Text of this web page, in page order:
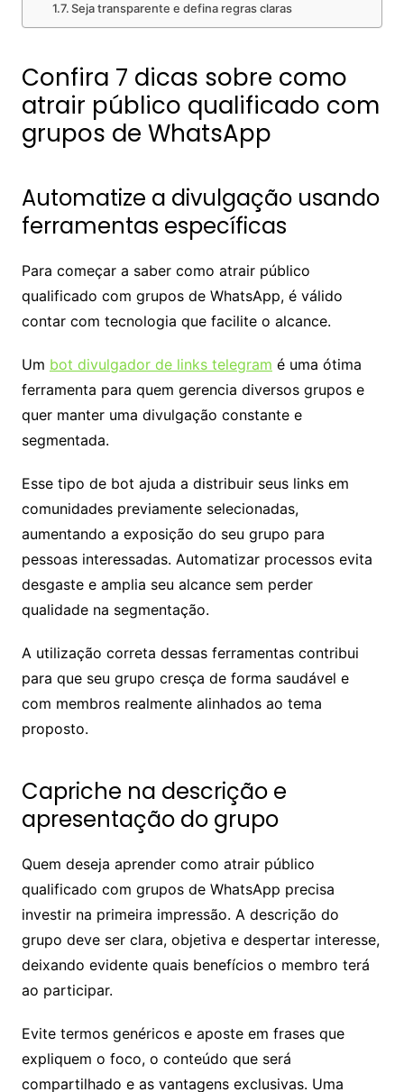
Seja transparente e defina regras claras
Confira 7 dicas sobre como
atrair público qualificado com
grupos de WhatsApp
Automatize a divulgação usando
ferramentas específicas
Para começar a saber como atrair público
qualificado com grupos de WhatsApp, é válido
contar com tecnologia que facilite o alcance.
Um bot divulgador de links telegram é uma ótima
ferramenta para quem gerencia diversos grupos e
quer manter uma divulgação constante e
segmentada.
Esse tipo de bot ajuda a distribuir seus links em
comunidades previamente selecionadas,
aumentando a exposição do seu grupo para
pessoas interessadas. Automatizar processos evita
desgaste e amplia seu alcance sem perder
qualidade na segmentação.
A utilização correta dessas ferramentas contribui
para que seu grupo cresça de forma saudável e
com membros realmente alinhados ao tema
proposto.
Capriche na descrição e
apresentação do grupo
Quem deseja aprender como atrair público
qualificado com grupos de WhatsApp precisa
investir na primeira impressão. A descrição do
grupo deve ser clara, objetiva e despertar interesse,
deixando evidente quais benefícios o membro terá
ao participar.
Evite termos genéricos e aposte em frases que
expliquem o foco, o conteúdo que será
compartilhado e as vantagens exclusivas. Uma